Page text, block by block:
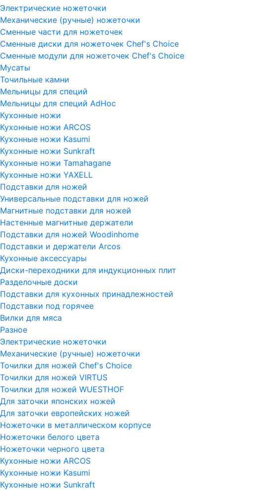
Электрические ножеточки
Механические (ручные) ножеточки
Сменные части для ножеточек
Сменные диски для ножеточек Chef's Choice
Сменные модули для ножеточек Chef's Choice
Мусаты
Точильные камни
Мельницы для специй
Мельницы для специй AdHoc
Кухонные ножи
Кухонные ножи ARCOS
Кухонные ножи Kasumi
Кухонные ножи Sunkraft
Кухонные ножи Tamahagane
Кухонные ножи YAXELL
Подставки для ножей
Универсальные подставки для ножей
Магнитные подставки для ножей
Настенные магнитные держатели
Подставки для ножей Woodinhome
Подставки и держатели Arcos
Кухонные аксессуары
Диски-переходники для индукционных плит
Разделочные доски
Подставки для кухонных принадлежностей
Подставки под горячее
Вилки для мяса
Разное
Электрические ножеточки
Механические (ручные) ножеточки
Точилки для ножей Chef's Choice
Точилки для ножей VIRTUS
Точилки для ножей WUESTHOF
Для заточки японских ножей
Для заточки европейских ножей
Ножеточки в металлическом корпусе
Ножеточки белого цвета
Ножеточки черного цвета
Кухонные ножи ARCOS
Кухонные ножи Kasumi
Кухонные ножи Sunkraft